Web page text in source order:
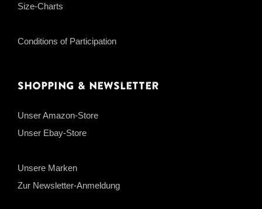
Size-Charts
Conditions of Participation
Shopping & Newsletter
Unser Amazon-Store
Unser Ebay-Store
Unsere Marken
Zur Newsletter-Anmeldung